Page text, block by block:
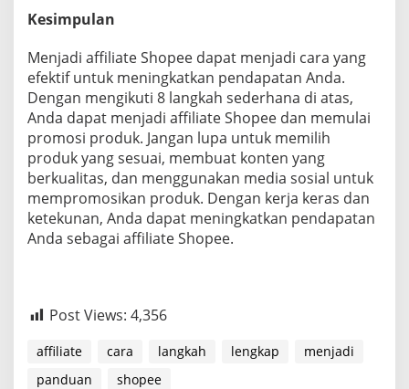
Kesimpulan
Menjadi affiliate Shopee dapat menjadi cara yang
efektif untuk meningkatkan pendapatan Anda.
Dengan mengikuti 8 langkah sederhana di atas,
Anda dapat menjadi affiliate Shopee dan memulai
promosi produk. Jangan lupa untuk memilih
produk yang sesuai, membuat konten yang
berkualitas, dan menggunakan media sosial untuk
mempromosikan produk. Dengan kerja keras dan
ketekunan, Anda dapat meningkatkan pendapatan
Anda sebagai affiliate Shopee.
Post Views: 4,356
affiliate cara langkah lengkap
menjadi
panduan
shopee